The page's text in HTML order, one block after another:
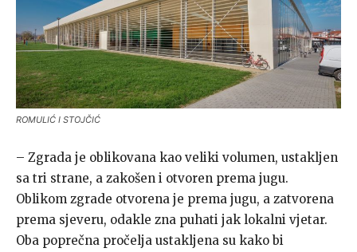
ROMULIĆ I STOJČIĆ
– Zgrada je oblikovana kao veliki volumen, ustakljen
sa tri strane, a zakošen i otvoren prema jugu.
Oblikom zgrade otvorena je prema jugu, a zatvorena
prema sjeveru, odakle zna puhati jak lokalni vjetar.
Oba poprečna pročelja ustakljena su kako bi